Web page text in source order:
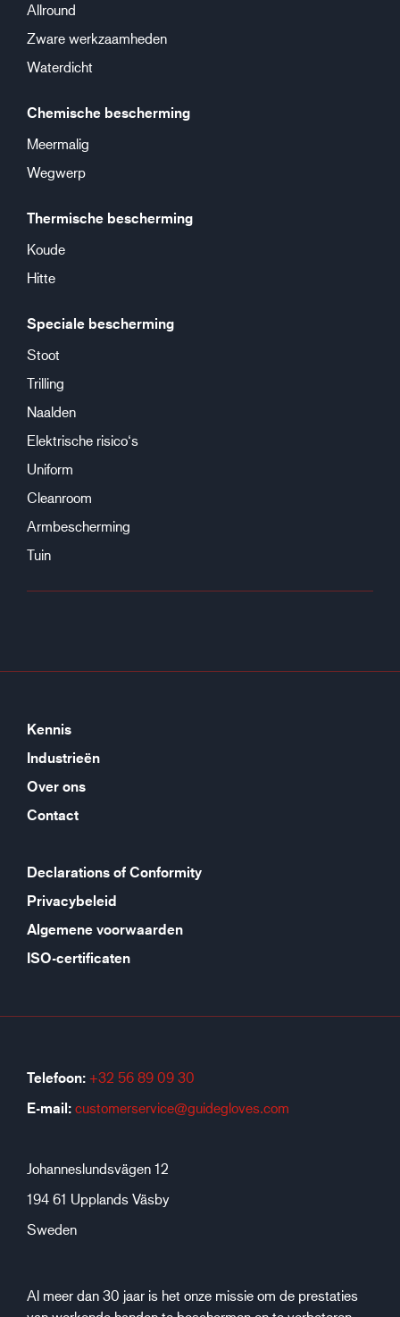
Allround
Zware werkzaamheden
Waterdicht
Chemische bescherming
Meermalig
Wegwerp
Thermische bescherming
Koude
Hitte
Speciale bescherming
Stoot
Trilling
Naalden
Elektrische risico‘s
Uniform
Cleanroom
Armbescherming
Tuin
Kennis
Industrieën
Over ons
Contact
Declarations of Conformity
Privacybeleid
Algemene voorwaarden
ISO-certificaten
Telefoon: +32 56 89 09 30
E-mail: customerservice@guidegloves.com
Johanneslundsvägen 12
194 61 Upplands Väsby
Sweden
Al meer dan 30 jaar is het onze missie om de prestaties